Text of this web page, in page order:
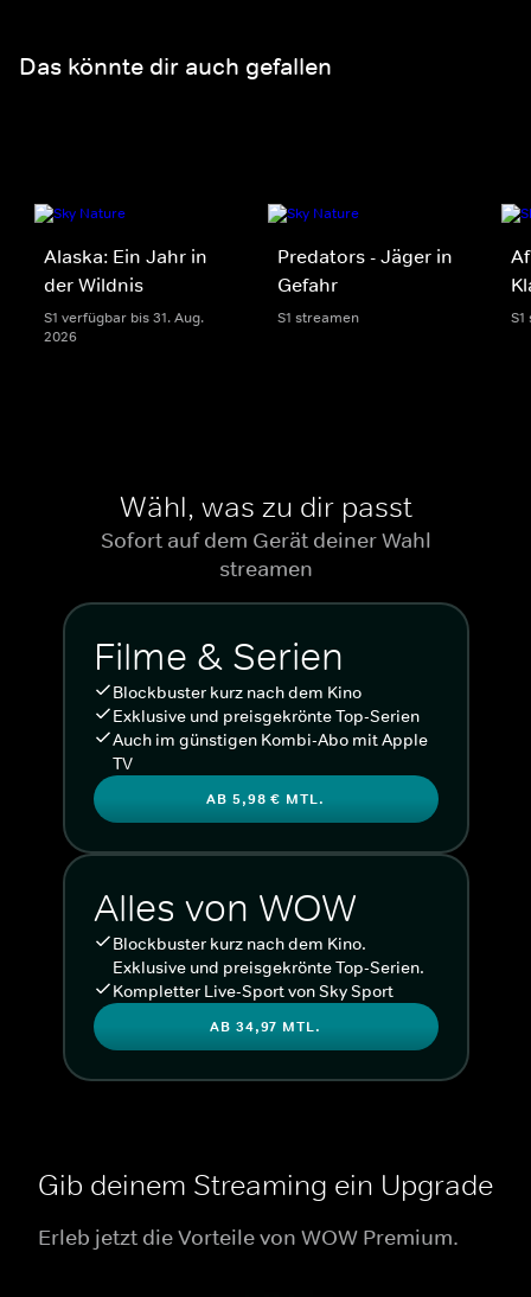
Das könnte dir auch gefallen
Alaska: Ein Jahr in
der Wildnis
S1 verfügbar bis 31. Aug.
2026
Predators - Jäger in
Gefahr
S1 streamen
Wähl, was zu dir passt
Sofort auf dem Gerät deiner Wahl
streamen
Filme & Serien
Blockbuster kurz nach dem Kino
Exklusive und preisgekrönte Top-Serien
Auch im günstigen Kombi-Abo mit Apple
TV
AB 5,98 € MTL.
Alles von WOW
Blockbuster kurz nach dem Kino.
Exklusive und preisgekrönte Top-Serien.
Kompletter Live-Sport von Sky Sport
AB 34,97 MTL.
Gib deinem Streaming ein Upgrade
Erleb jetzt die Vorteile von WOW Premium.